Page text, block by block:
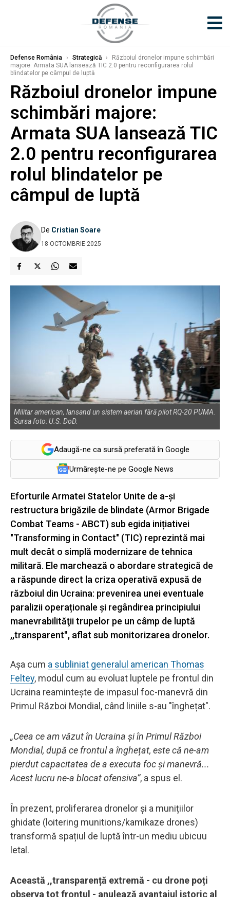
Defense România › Strategică ›
Războiul dronelor impune schimbări
majore: Armata SUA lansează TIC 2.0 pentru reconfigurarea rolul
blindatelor pe câmpul de luptă
Războiul dronelor impune
schimbări majore:
Armata SUA lansează TIC
2.0 pentru reconfigurarea
rolul blindatelor pe
câmpul de luptă
De Cristian Soare
18 OCTOMBRIE 2025
Militar american, lansand un sistem aerian fără pilot RQ-20 PUMA.
Sursa foto: U.S. DoD.
Adaugă-ne ca sursă preferată în Google
Urmărește-ne pe Google News
Eforturile Armatei Statelor Unite de a-și
restructura brigăzile de blindate (Armor Brigade
Combat Teams - ABCT) sub egida inițiativei
"Transforming in Contact" (TIC) reprezintă mai
mult decât o simplă modernizare de tehnica
militară. Ele marchează o abordare strategică de
a răspunde direct la criza operativă expusă de
războiul din Ucraina: prevenirea unei eventuale
paralizii operaționale și regândirea principiului
manevrabilităţii trupelor pe un câmp de luptă
,,transparent'', aflat sub monitorizarea dronelor.
Așa cum a subliniat generalul american Thomas
Feltey, modul cum au evoluat luptele pe frontul din
Ucraina reamintește de impasul foc-manevră din
Primul Război Mondial, când liniile s-au "înghețat".
„Ceea ce am văzut în Ucraina și în Primul Război
Mondial, după ce frontul a înghețat, este că ne-am
pierdut capacitatea de a executa foc și manevră...
Acest lucru ne-a blocat ofensiva”, a spus el.
În prezent, proliferarea dronelor și a munițiilor
ghidate (loitering munitions/kamikaze drones)
transformă spațiul de luptă într-un mediu ubicuu
letal.
Această ,,transparență extremă - cu drone poți
observa tot frontul - anulează avantajul istoric al